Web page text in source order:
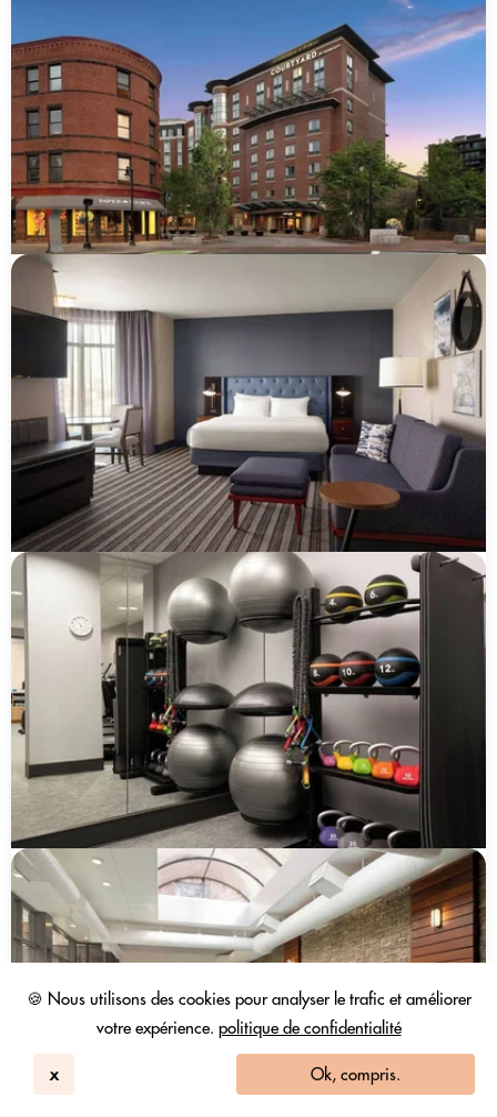
🍪 Nous utilisons des cookies pour analyser le trafic et améliorer
votre expérience. politique de confidentialité
x Ok, compris.